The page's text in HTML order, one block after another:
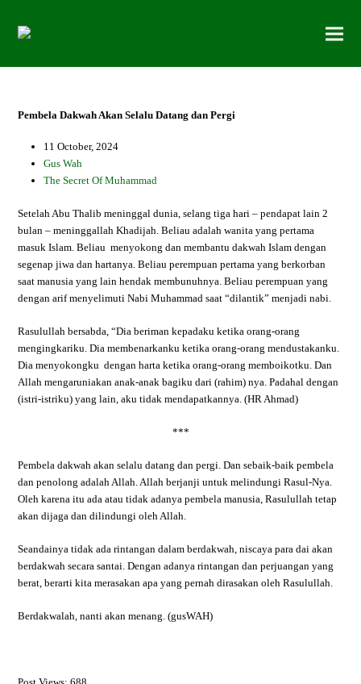
Pembela Dakwah Akan Selalu Datang dan Pergi
11 October, 2024
Gus Wah
The Secret Of Muhammad
Setelah Abu Thalib meninggal dunia, selang tiga hari – pendapat lain 2
bulan – meninggallah Khadijah. Beliau adalah wanita yang pertama
masuk Islam. Beliau menyokong dan membantu dakwah Islam dengan
segenap jiwa dan hartanya. Beliau perempuan pertama yang berkorban
saat manusia yang lain hendak membunuhnya. Beliau perempuan yang
dengan arif menyelimuti Nabi Muhammad saat “dilantik” menjadi nabi.
Rasulullah bersabda, “Dia beriman kepadaku ketika orang-orang
mengingkariku. Dia membenarkanku ketika orang-orang mendustakanku.
Dia menyokongku dengan harta ketika orang-orang memboikotku. Dan
Allah mengaruniakan anak-anak bagiku dari (rahim) nya. Padahal dengan
(istri-istriku) yang lain, aku tidak mendapatkannya. (HR Ahmad)
***
Pembela dakwah akan selalu datang dan pergi. Dan sebaik-baik pembela
dan penolong adalah Allah. Allah berjanji untuk melindungi Rasul-Nya.
Oleh karena itu ada atau tidak adanya pembela manusia, Rasulullah tetap
akan dijaga dan dilindungi oleh Allah.
Seandainya tidak ada rintangan dalam berdakwah, niscaya para dai akan
berdakwah secara santai. Dengan adanya rintangan dan perjuangan yang
berat, berarti kita merasakan apa yang pernah dirasakan oleh Rasulullah.
Berdakwalah, nanti akan menang. (gusWAH)